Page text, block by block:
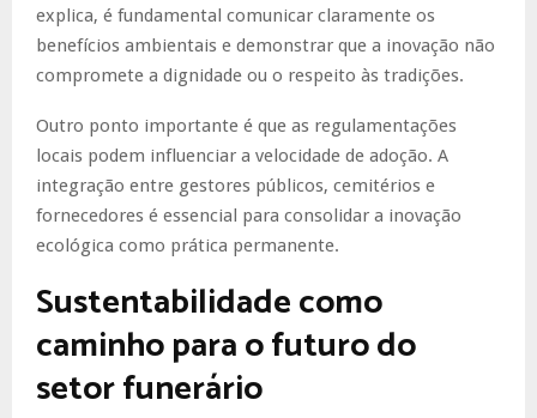
explica, é fundamental comunicar claramente os
benefícios ambientais e demonstrar que a inovação não
compromete a dignidade ou o respeito às tradições.
Outro ponto importante é que as regulamentações
locais podem influenciar a velocidade de adoção. A
integração entre gestores públicos, cemitérios e
fornecedores é essencial para consolidar a inovação
ecológica como prática permanente.
Sustentabilidade como
caminho para o futuro do
setor funerário